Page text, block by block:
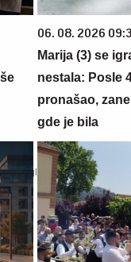
06. 08. 2026
Marija (3) se
nestala: Posle
pronašao,
gde je bila